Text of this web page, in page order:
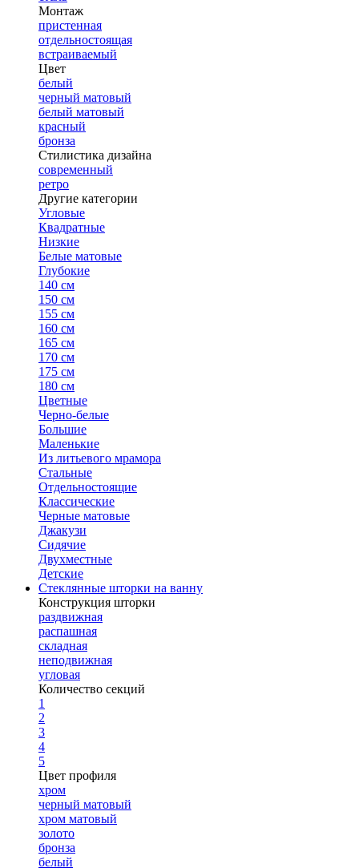
Монтаж
пристенная
отдельностоящая
встраиваемый
Цвет
белый
черный матовый
белый матовый
красный
бронза
Стилистика дизайна
современный
ретро
Другие категории
Угловые
Квадратные
Низкие
Белые матовые
Глубокие
140 см
150 см
155 см
160 см
165 см
170 см
175 см
180 см
Цветные
Черно-белые
Большие
Маленькие
Из литьевого мрамора
Стальные
Отдельностоящие
Классические
Черные матовые
Джакузи
Сидячие
Двухместные
Детские
Стеклянные шторки на ванну
Конструкция шторки
раздвижная
распашная
складная
неподвижная
угловая
Количество секций
1
2
3
4
5
Цвет профиля
хром
черный матовый
хром матовый
золото
бронза
белый